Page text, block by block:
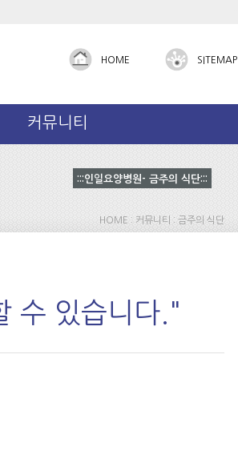
HOME SITEMAP
커뮤니티
HOME : 커뮤니티 : 금주의 식단
수 있습니다."
:::인일요양병원- 금주의 식단:::